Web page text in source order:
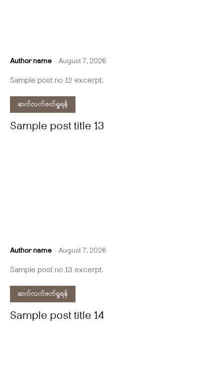
Author name -August 7, 2026
Sample post no 12 excerpt.
ဆက်လက်ဖတ်ရှုရန်
Sample post title 13
Author name -August 7, 2026
Sample post no 13 excerpt.
ဆက်လက်ဖတ်ရှုရန်
Sample post title 14